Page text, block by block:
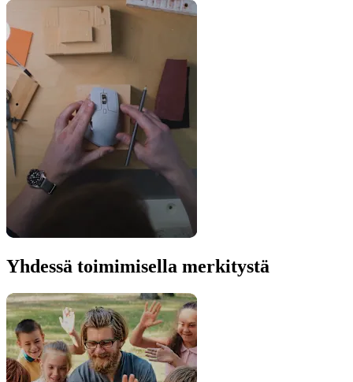
Yhdessä toimimisella merkitystä